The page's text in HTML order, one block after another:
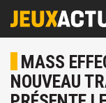
MASS
NOUVEAU